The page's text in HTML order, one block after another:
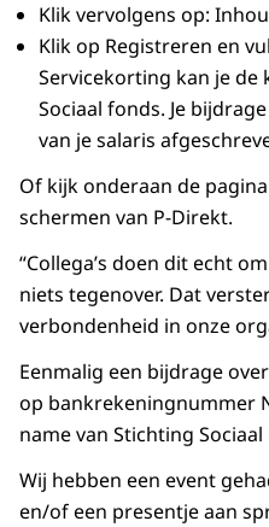
Klik vervolgens op:
Klik op Registreren en
Servicekorting kan je de
Sociaal fonds. Je
van je salaris
Of kijk onderaan de
schermen van P-Direkt.
“Collega’s doen dit echt
niets tegenover. Dat
verbondenheid in onze
Eenmalig een bijdrage
op bankrekeningnummer
name van Stichting
Wij hebben een event
en/of een presentje aan